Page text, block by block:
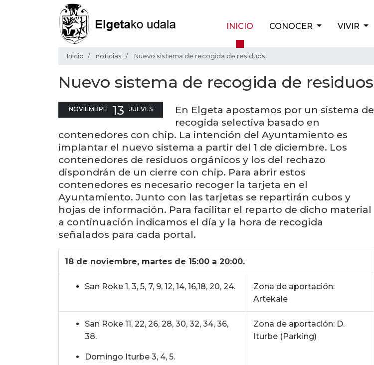
INICIO CONOCER VIVIR
Inicio noticias Nuevo sistema de recogida de residuos
Nuevo sistema de recogida de residuos
NOVIEMBRE 13 JUEVES
En Elgeta apostamos por un sistema de
recogida selectiva basado en
contenedores con chip. La intención del Ayuntamiento es
implantar el nuevo sistema a partir del 1 de diciembre. Los
contenedores de residuos orgánicos y los del rechazo
dispondrán de un cierre con chip. Para abrir estos
contenedores es necesario recoger la tarjeta en el
Ayuntamiento. Junto con las tarjetas se repartirán cubos y
hojas de información. Para facilitar el reparto de dicho material
a continuación indicamos el día y la hora de recogida
señalados para cada portal.
18 de noviembre, martes de 15:00 a 20:00.
San Roke 1, 3, 5, 7, 9, 12, 14, 16,18, 20, 24.
Zona de aportación:
Artekale
San Roke 11, 22, 26, 28, 30, 32, 34, 36,
38.
Domingo Iturbe 3, 4, 5.
Zona de aportación: D.
Iturbe (Parking)